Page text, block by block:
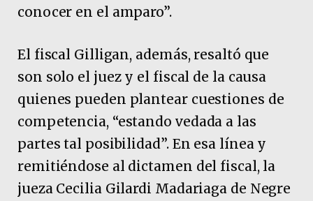
conocer en el amparo”.
El fiscal Gilligan, además, resaltó que
son solo el juez y el fiscal de la causa
quienes pueden plantear cuestiones de
competencia, “estando vedada a las
partes tal posibilidad”. En esa línea y
remitiéndose al dictamen del fiscal, la
jueza Cecilia Gilardi Madariaga de Negre